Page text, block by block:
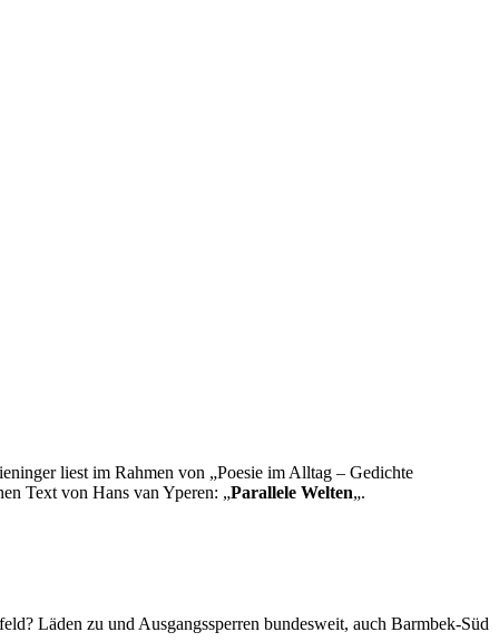
liest im Rahmen von „Poesie im Alltag – Gedichte
Text von Hans van Yperen: „Parallele Welten„.
Läden zu und Ausgangssperren bundesweit, auch Barmbek-Süd